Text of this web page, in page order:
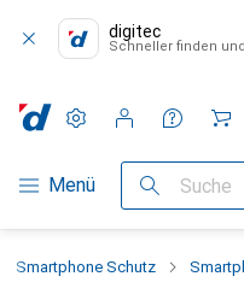
digitec
Schneller finden
Navigation nach Kategorien
Menü Suche
Einstellungen
Kundenkonto
Vergleichslisten
Merklisten
Warenkorb
Smartphone Schutz